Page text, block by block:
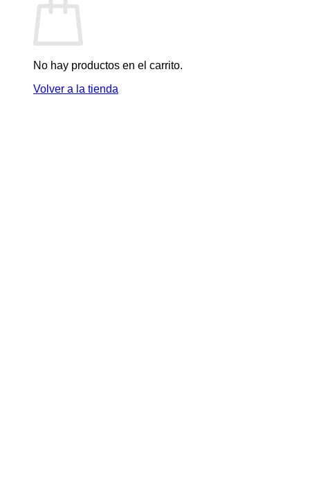
No hay productos en el carrito.
Volver a la tienda